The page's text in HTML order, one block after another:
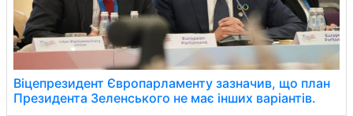
Віцепрезидент Європарламенту зазначив, що план
Президента Зеленського не має інших варіантів.